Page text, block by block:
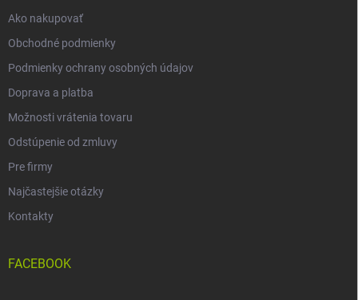
Ako nakupovať
Obchodné podmienky
Podmienky ochrany osobných údajov
Doprava a platba
Možnosti vrátenia tovaru
Odstúpenie od zmluvy
Pre firmy
Najčastejšie otázky
Kontakty
FACEBOOK